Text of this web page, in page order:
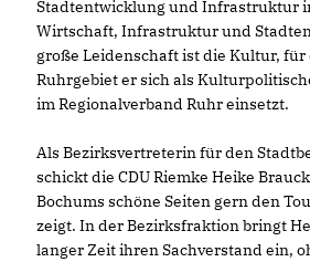
Stadtentwicklung und Infrastruktur
Wirtschaft, Infrastruktur und
große Leidenschaft ist die Kultur,
Ruhrgebiet er sich als
im Regionalverband Ruhr einsetzt.
Als Bezirksvertreterin für den
schickt die CDU Riemke Heike
Bochums schöne Seiten gern den
zeigt. In der Bezirksfraktion bringt
langer Zeit ihren Sachverstand ein,